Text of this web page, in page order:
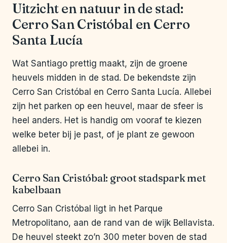
Uitzicht en natuur in de stad:
Cerro San Cristóbal en Cerro
Santa Lucía
Wat Santiago prettig maakt, zijn de groene
heuvels midden in de stad. De bekendste zijn
Cerro San Cristóbal en Cerro Santa Lucía. Allebei
zijn het parken op een heuvel, maar de sfeer is
heel anders. Het is handig om vooraf te kiezen
welke beter bij je past, of je plant ze gewoon
allebei in.
Cerro San Cristóbal: groot stadspark met
kabelbaan
Cerro San Cristóbal ligt in het Parque
Metropolitano, aan de rand van de wijk Bellavista.
De heuvel steekt zo’n 300 meter boven de stad